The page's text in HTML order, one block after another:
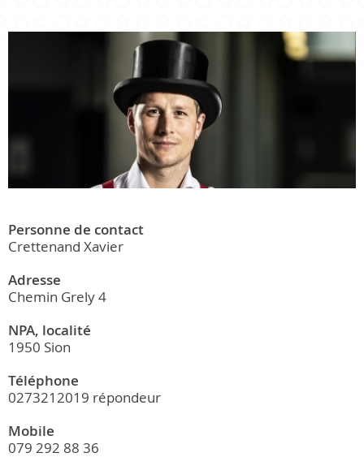
Personne de contact
Crettenand Xavier
Adresse
Chemin Grely 4
NPA, localité
1950 Sion
Téléphone
0273212019 répondeur
Mobile
079 292 88 36